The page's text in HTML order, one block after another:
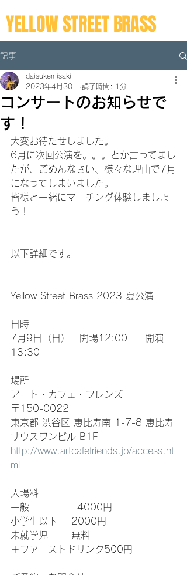
YELLOW STREET BRASS
記事
コンサートのお知らせで
す！
daisukemisaki
2023年4月30日 読了時間: 1分
大変お待たせしました。
6月に次回公演を。。。とか言ってまし
たが、ごめんなさい、様々な理由で7月
になってしまいました。
皆様と一緒にマーチング体験しましょ
う！
以下詳細です。
Yellow Street Brass 2023 夏公演
日時
7月9日（日）　開場12:00     開演
13:30
場所
アート・カフェ・フレンズ
〒150-0022
東京都 渋谷区 恵比寿南 1-7-8 恵比寿
サウスワンビル B1F
http://www.artcafefriends.jp/access.ht
ml
入場料
一般　           4000円
小学生以下    2000円
未就学児　    無料
＋ファーストドリンク500円